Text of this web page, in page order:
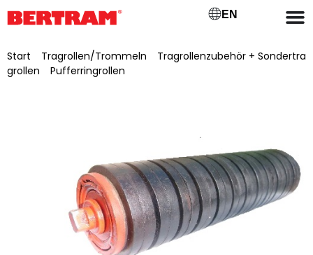
EN
Start Tragrollen/Trommeln
Tragrollenzubehör + Sondertra
grollen
Pufferringrollen